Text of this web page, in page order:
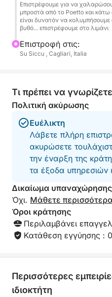
Επιστρέφουμε για να
μπροστά από το Poetto και
είναι δυνατόν να
βυθό... επιστρέφουμε στο λιμάνι
Επιστροφή στις:
Su Siccu , Cagliari, Italia
Τι πρέπει να γνωρίζετε
Πολιτική ακύρωσης
Ευέλικτη
Λάβετε πλήρη
ακυρώσετε
την έναρξη της
τα έξοδα υπηρεσιών
Δικαίωμα
Όχι. Μάθετε περισσότερα
Όροι κράτησης
Περιλαμβάνει
Κατάθεση εγγύησης :
Περισσότερες
ιδιοκτήτη